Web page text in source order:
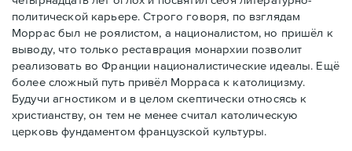
политической карьере. Строго говоря, по взглядам
Моррас был не роялистом, а националистом, но пришёл к
выводу, что только реставрация монархии позволит
реализовать во Франции националистические идеалы. Ещё
более сложный путь привёл Морраса к католицизму.
Будучи агностиком и в целом скептически относясь к
христианству, он тем не менее считал католическую
церковь фундаментом французской культуры.